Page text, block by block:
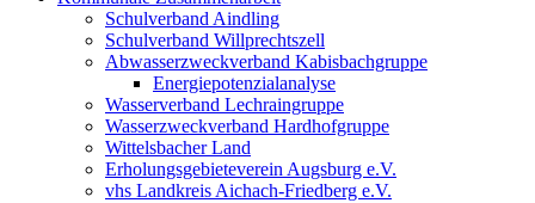
Schulverband Aindling
Schulverband Willprechtszell
Abwasserzweckverband Kabisbachgruppe
Energiepotenzialanalyse
Wasserverband Lechraingruppe
Wasserzweckverband Hardhofgruppe
Wittelsbacher Land
Erholungsgebieteverein Augsburg e.V.
vhs Landkreis Aichach-Friedberg e.V.